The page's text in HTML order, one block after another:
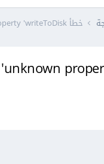
خطأ unknown property 'writeToDisk' عند محاول تشغيل خادم ويب باك